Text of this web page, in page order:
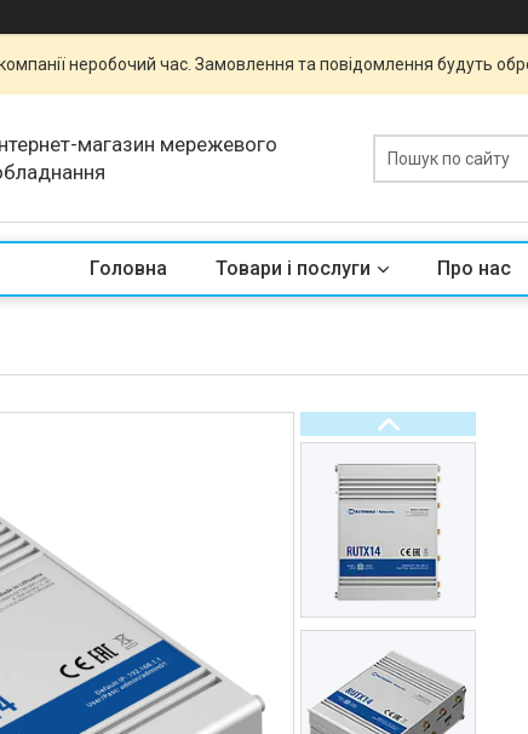
неробочий час. Замовлення та повідомлення будуть
магазин мережевого
Головна Товари і послуги Про нас